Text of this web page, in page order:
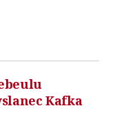
Kafka